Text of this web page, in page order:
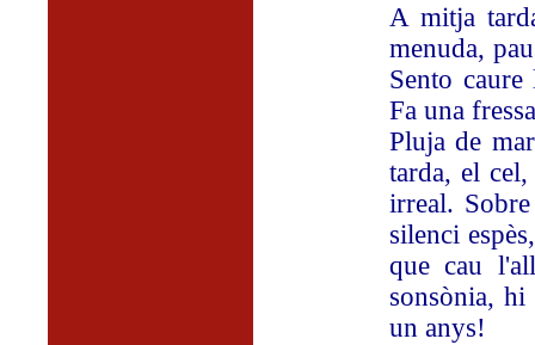
A mitja
menuda,
Sento
Fa una
Pluja de
tarda, el
irreal.
silenci
que cau
sonsònia,
un anys!